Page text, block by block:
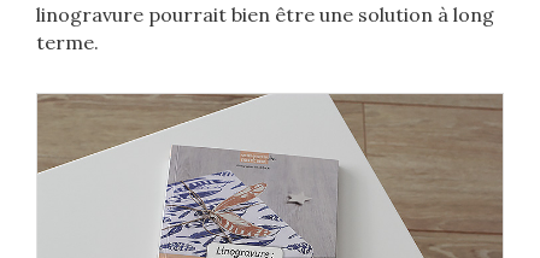
linogravure pourrait bien être une solution à long
terme.